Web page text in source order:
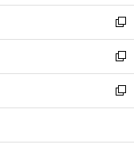
開
く
ウ
で
開
く
ン
ド
ウ
で
開
く
ウ
ィ
ン
ド
ウ
で
開
し
い
ウ
ィ
ン
ド
ウ
開
新
し
い
ウ
ィ
ン
ウ
新
し
い
ウ
ン
新
し
ウ